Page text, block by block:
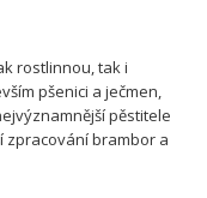
rostlinnou, tak i
pšenici a ječmen,
pěstitele
zpracování brambor a